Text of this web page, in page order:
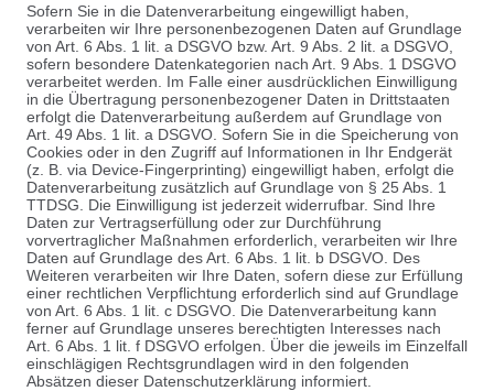
Sofern Sie in die Datenverarbeitung eingewilligt haben,
verarbeiten wir Ihre personenbezogenen Daten auf Grundlage
von Art. 6 Abs. 1 lit. a DSGVO bzw. Art. 9 Abs. 2 lit. a DSGVO,
sofern besondere Datenkategorien nach Art. 9 Abs. 1 DSGVO
verarbeitet werden. Im Falle einer ausdrücklichen Einwilligung
in die Übertragung personenbezogener Daten in Drittstaaten
erfolgt die Datenverarbeitung außerdem auf Grundlage von
Art. 49 Abs. 1 lit. a DSGVO. Sofern Sie in die Speicherung von
Cookies oder in den Zugriff auf Informationen in Ihr Endgerät
(z. B. via Device-Fingerprinting) eingewilligt haben, erfolgt die
Datenverarbeitung zusätzlich auf Grundlage von § 25 Abs. 1
TTDSG. Die Einwilligung ist jederzeit widerrufbar. Sind Ihre
Daten zur Vertragserfüllung oder zur Durchführung
vorvertraglicher Maßnahmen erforderlich, verarbeiten wir Ihre
Daten auf Grundlage des Art. 6 Abs. 1 lit. b DSGVO. Des
Weiteren verarbeiten wir Ihre Daten, sofern diese zur Erfüllung
einer rechtlichen Verpflichtung erforderlich sind auf Grundlage
von Art. 6 Abs. 1 lit. c DSGVO. Die Datenverarbeitung kann
ferner auf Grundlage unseres berechtigten Interesses nach
Art. 6 Abs. 1 lit. f DSGVO erfolgen. Über die jeweils im Einzelfall
einschlägigen Rechtsgrundlagen wird in den folgenden
Absätzen dieser Datenschutzerklärung informiert.